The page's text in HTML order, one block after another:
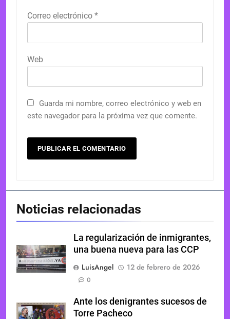
Correo electrónico *
Web
Guarda mi nombre, correo electrónico y web en
este navegador para la próxima vez que comente.
Noticias relacionadas
La regularización de inmigrantes,
una buena nueva para las CCP
LuisAngel
12 de febrero de 2026
0
Ante los denigrantes sucesos de
Torre Pacheco